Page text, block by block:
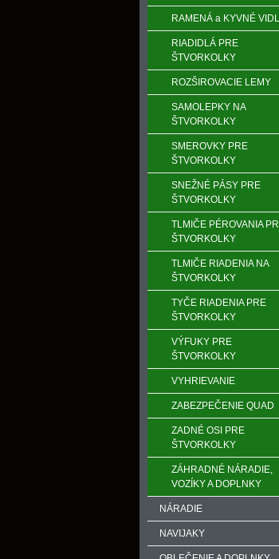
RAMENÁ a KYVNÉ
RIADIDLÁ PRE
ŠTVORKOLKY
ROZŠIROVACIE LEMY
SAMOLEPKY NA
ŠTVORKOLKY
SMEROVKY PRE
ŠTVORKOLKY
SNEŽNÉ PÁSY PRE
ŠTVORKOLKY
TLMIČE PÉROVANIA
ŠTVORKOLKY
TLMIČE RIADENIA NA
ŠTVORKOLKY
TYČE RIADENIA PRE
ŠTVORKOLKY
VÝFUKY PRE
ŠTVORKOLKY
VYHRIEVANIE
ZABEZPEČENIE QUAD
ZADNÉ OSI PRE
ŠTVORKOLKY
ZÁHRADNÉ NÁRADIE,
VOZÍKY A DOPLNKY
NÁRADIE
NAVIJAKY